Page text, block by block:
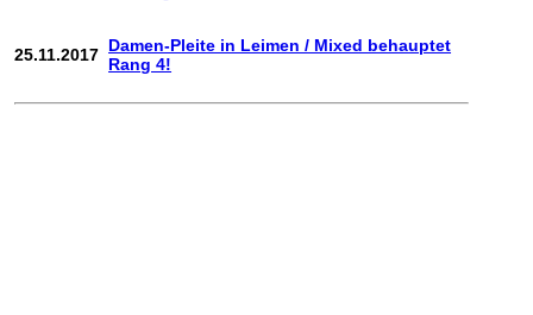
25.11.2017 Damen-Pleite in Leimen / Mixed behauptet
Rang 4!